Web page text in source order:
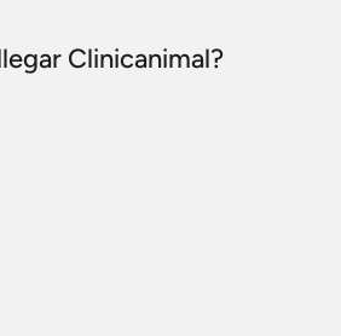
Clinicanimal?